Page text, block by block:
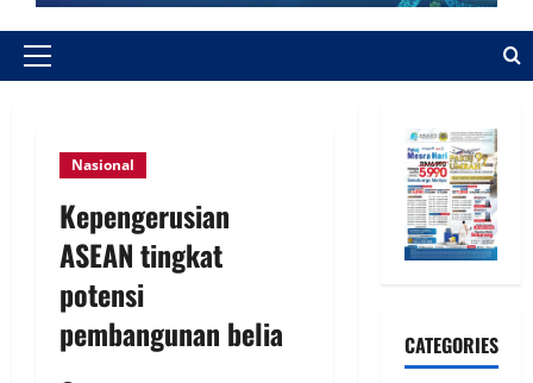
Nasional
Kepengerusian
ASEAN tingkat
potensi
pembangunan belia
CATEGORIES